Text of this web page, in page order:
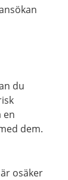
du
en
dem.
osäker